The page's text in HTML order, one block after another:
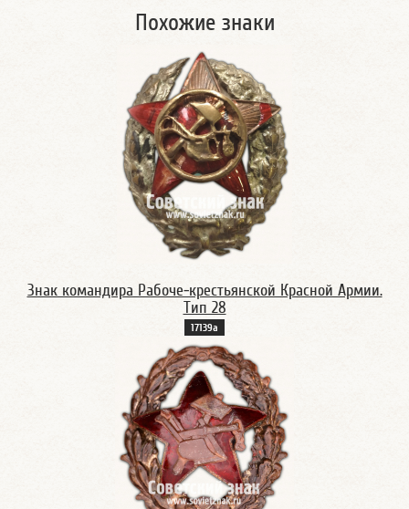
Похожие знаки
Знак командира Рабоче-крестьянской Красной Армии.
Тип 28
17139а